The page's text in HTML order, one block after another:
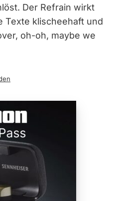
Der Refrain wirkt
Texte klischeehaft und
oh-oh, maybe we